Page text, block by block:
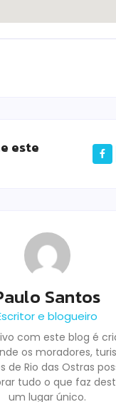
este
Santos
e blogueiro
com este blog é
os moradores,
de Rio das Ostras
tudo o que faz
um lugar único.